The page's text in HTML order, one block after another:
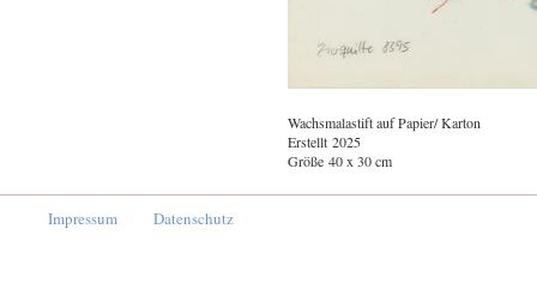
Wachsmalastift auf Papier/ Karton
Erstellt 2025
Größe 40 x 30 cm
Impressum Datenschutz